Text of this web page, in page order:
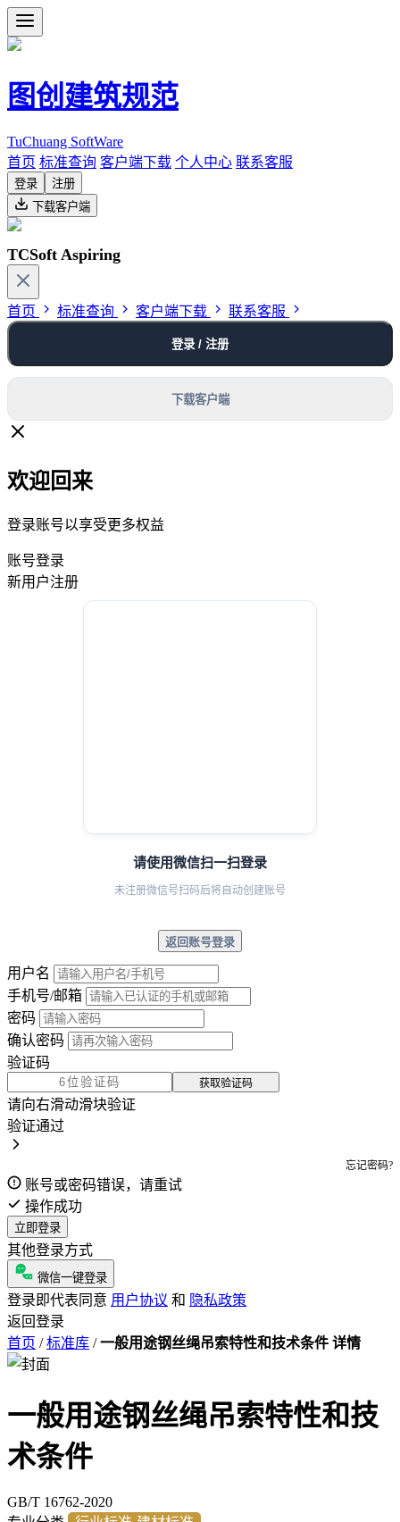
图创建筑规范
TuChuang SoftWare
首页 标准查询 客户端下载 个人中心 联系客服
登录
注册
下载客户端
TCSoft Aspiring
首页 标准查询 客户端下载 联系客服
登录 / 注册
下载客户端
欢迎回来
登录账号以享受更多权益
账号登录
新用户注册
请使用微信扫一扫登录
未注册微信号扫码后将自动创建账号
返回账号登录
用户名
手机号/邮箱
密码
确认密码
验证码
获取验证码
请向右滑动滑块验证
验证通过
忘记密码?
账号或密码错误，请重试
操作成功
立即登录
其他登录方式
微信一键登录
登录即代表同意 用户协议 和 隐私政策
返回登录
首页 / 标准库 / 一般用途钢丝绳吊索特性和技术条件 详情
一般用途钢丝绳吊索特性和技
术条件
GB/T 16762-2020